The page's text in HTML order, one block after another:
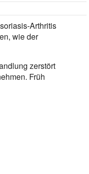
Arthritis
wie der
zerstört
Früh